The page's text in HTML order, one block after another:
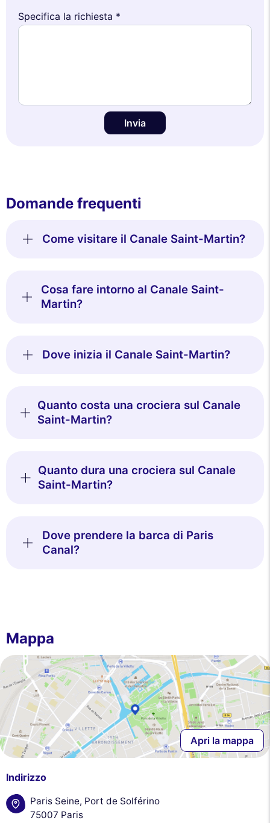
Specifica la richiesta *
Invia
Domande frequenti
Come visitare il Canale Saint-Martin?
Cosa fare intorno al Canale Saint-
Martin?
Dove inizia il Canale Saint-Martin?
Quanto costa una crociera sul Canale
Saint-Martin?
Quanto dura una crociera sul Canale
Saint-Martin?
Dove prendere la barca di Paris
Canal?
Mappa
Apri la mappa
Indirizzo
Paris Seine, Port de Solférino
75007 Paris